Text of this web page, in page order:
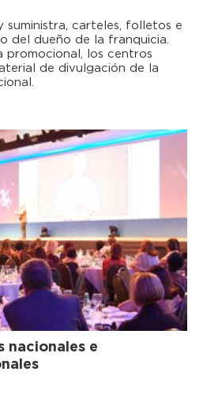
suministra, carteles, folletos e
del dueño de la franquicia.
promocional, los centros
de divulgación de la
nacionales e